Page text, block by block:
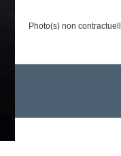
Photo(s) non